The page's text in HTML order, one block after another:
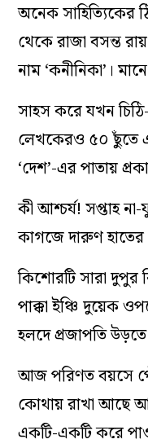
অনেক সাহিত্যিকের
থেকে রাজা বসন্ত
নাম ‘কনীনিকা’।
সাহস করে যখন
লেখকেরও ৫০ ছুঁতে
‘দেশ’-এর পাতায়
কী আশ্চর্য! সপ্তাহ
কাগজে দারুণ হাতের
কিশোরটি সারা দুপুর
পাক্কা ইঞ্চি দুয়েক
হলদে প্রজাপতি
আজ পরিণত বয়সে
কোথায় রাখা আছে
একটি-একটি করে